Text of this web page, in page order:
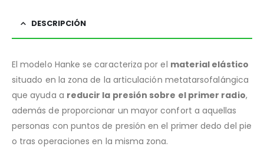
DESCRIPCIÓN
El modelo Hanke se caracteriza por el material elástico
situado en la zona de la articulación metatarsofalángica
que ayuda a reducir la presión sobre el primer radio,
además de proporcionar un mayor confort a aquellas
personas con puntos de presión en el primer dedo del pie
o tras operaciones en la misma zona.